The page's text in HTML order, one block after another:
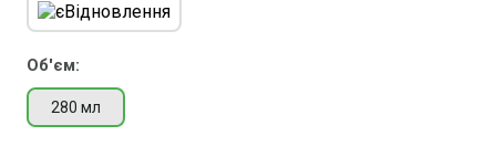
Завантажити файл у pdf-форматі
Розмір файлу 387 Kb
Об'єм:
280 мл